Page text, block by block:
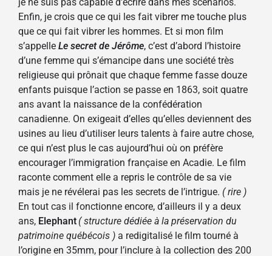
Enfin, je crois que ce qui les fait vibrer me touche plus
que ce qui fait vibrer les hommes. Et si mon film
s’appelle Le secret de Jérôme, c’est d’abord l’histoire
d’une femme qui s’émancipe dans une société très
religieuse qui prônait que chaque femme fasse douze
enfants puisque l’action se passe en 1863, soit quatre
ans avant la naissance de la confédération
canadienne. On exigeait d’elles qu’elles deviennent des
usines au lieu d’utiliser leurs talents à faire autre chose,
ce qui n’est plus le cas aujourd’hui où on préfère
encourager l’immigration française en Acadie. Le film
raconte comment elle a repris le contrôle de sa vie
mais je ne révélerai pas les secrets de l’intrigue. ( rire )
En tout cas il fonctionne encore, d’ailleurs il y a deux
ans, Elephant ( structure dédiée à la préservation du
patrimoine québécois ) a redigitalisé le film tourné à
l’origine en 35mm, pour l’inclure à la collection des 200